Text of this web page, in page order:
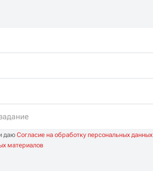
даюСогласие на обработку персональных данных
материалов